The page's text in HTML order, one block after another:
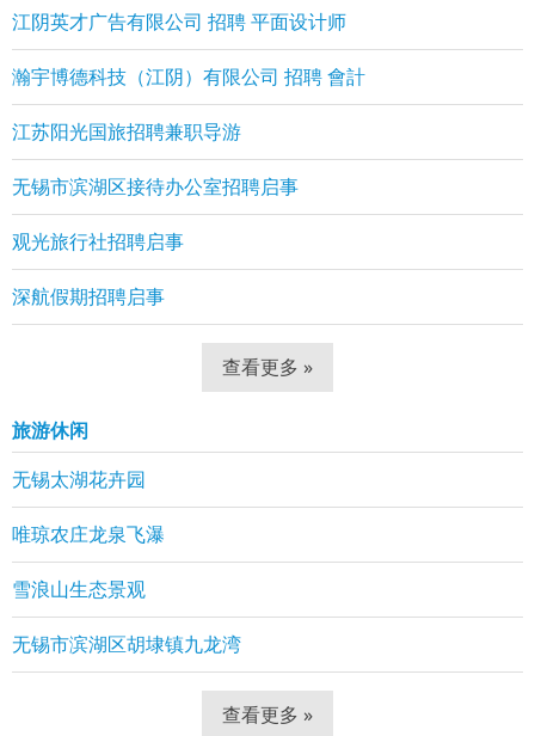
江阴英才广告有限公司 招聘 平面设计师
瀚宇博德科技（江阴）有限公司 招聘 會計
江苏阳光国旅招聘兼职导游
无锡市滨湖区接待办公室招聘启事
观光旅行社招聘启事
深航假期招聘启事
查看更多 »
旅游休闲
无锡太湖花卉园
唯琼农庄龙泉飞瀑
雪浪山生态景观
无锡市滨湖区胡埭镇九龙湾
查看更多 »